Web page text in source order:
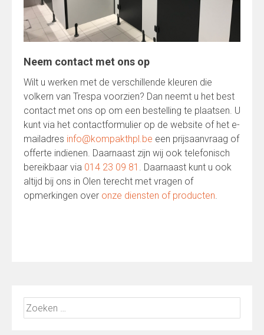
Neem contact met ons op
Wilt u werken met de verschillende kleuren die
volkern van Trespa voorzien? Dan neemt u het best
contact met ons op om een bestelling te plaatsen. U
kunt via het contactformulier op de website of het e-
mailadres info@kompakthpl.be een prijsaanvraag of
offerte indienen. Daarnaast zijn wij ook telefonisch
bereikbaar via 014 23 09 81 . Daarnaast kunt u ook
altijd bij ons in Olen terecht met vragen of
opmerkingen over onze diensten of producten.
Zoeken
naar: